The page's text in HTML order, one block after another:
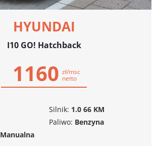
HYUNDAI
I10 GO! Hatchback
1160 zł/msc
netto
Silnik: 1.0 66 KM
Paliwo: Benzyna
Manualna